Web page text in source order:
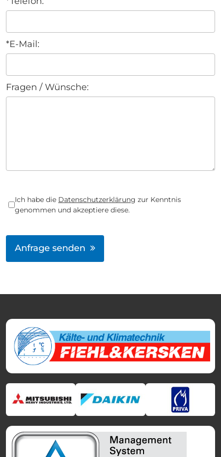
*E-Mail:
Fragen / Wünsche:
*Datenschutz:
Ich habe die Datenschutzerklärung zur Kenntnis
genommen und akzeptiere diese.
Anfrage senden